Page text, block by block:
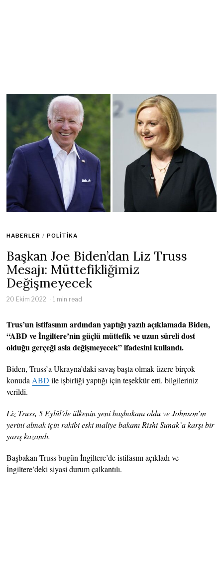
HABERLER / POLITIKA
Başkan Joe Biden’dan Liz Truss
Mesajı: Müttefikliğimiz
Değişmeyecek
20 Ekim 2022 1 min read
Trus’un istifasının ardından yaptığı yazılı açıklamada Biden,
“ABD ve İngiltere’nin güçlü müttefik ve uzun süreli dost
olduğu gerçeği asla değişmeyecek” ifadesini kullandı.
Biden, Truss’a Ukrayna’daki savaş başta olmak üzere birçok
konuda ABD ile işbirliği yaptığı için teşekkür etti. bilgileriniz
verildi.
Liz Truss, 5 Eylül’de ülkenin yeni başbakanı oldu ve Johnson’ın
yerini almak için rakibi eski maliye bakanı Rishi Sunak’a karşı bir
yarış kazandı.
Başbakan Truss bugün İngiltere’de istifasını açıkladı ve
İngiltere’deki siyasi durum çalkantılı.